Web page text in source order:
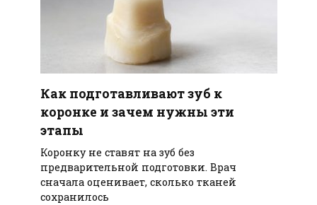
Как подготавливают зуб к
коронке и зачем нужны эти
этапы
Коронку не ставят на зуб без
предварительной подготовки. Врач
сначала оценивает, сколько тканей
сохранилось